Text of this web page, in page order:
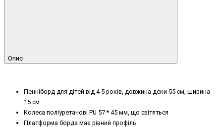
Опис
Пенніборд для дітей від 4-5 років, довжина деки 55 см, ширина
15 см
Колеса поліуретанові PU 57 * 45 мм, що світяться
Платформа борда має рівний профіль